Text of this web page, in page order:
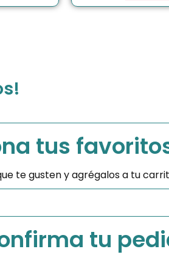
tus
te gusten y agrégalos a tu
tu